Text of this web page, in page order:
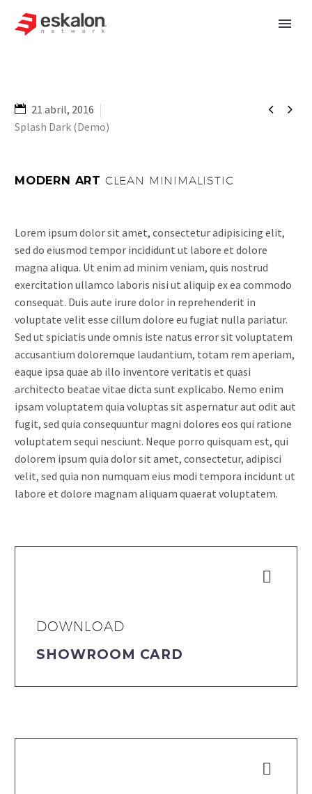
 
21 abril, 2016
Splash Dark (Demo)
MODERN ART CLEAN MINIMALISTIC
Lorem ipsum dolor sit amet, consectetur adipisicing elit,
sed do eiusmod tempor incididunt ut labore et dolore
magna aliqua. Ut enim ad minim veniam, quis nostrud
exercitation ullamco laboris nisi ut aliquip ex ea commodo
consequat. Duis aute irure dolor in reprehenderit in
voluptate velit esse cillum dolore eu fugiat nulla pariatur.
Sed ut spiciatis unde omnis iste natus error sit voluptatem
accusantium doloremque laudantium, totam rem aperiam,
eaque ipsa quae ab illo inventore veritatis et quasi
architecto beatae vitae dicta sunt explicabo. Nemo enim
ipsam voluptatem quia voluptas sit aspernatur aut odit aut
fugit, sed quia consequuntur magni dolores eos qui ratione
voluptatem sequi nesciunt. Neque porro quisquam est, qui
dolorem ipsum quia dolor sit amet, consectetur, adipisci
velit, sed quia non numquam eius modi tempora incidunt ut
labore et dolore magnam aliquam quaerat voluptatem.


DOWNLOAD
SHOWROOM CARD

